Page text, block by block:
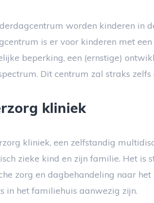
worden kinderen in
is er voor kinderen met
beperking, een (ernstige)
Dit centrum zal straks
kliniek
kliniek, een zelfstandig
zieke kind en zijn familie. Het is
zorg en dagbehandeling naar
in het familiehuis aanwezig zijn.